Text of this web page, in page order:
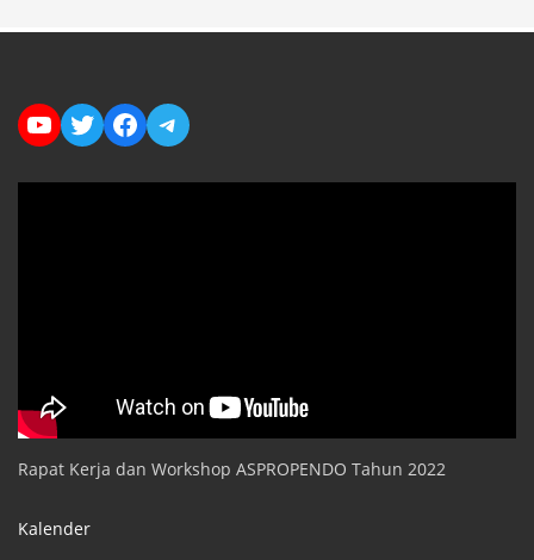
YouTube
TwitterFacebook
Telegram
Rapat Kerja dan Workshop ASPROPENDO Tahun 2022
Kalender